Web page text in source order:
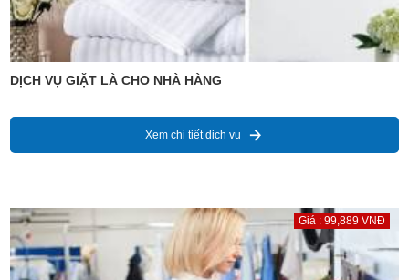
DỊCH VỤ GIẶT LÀ CHO NHÀ HÀNG
Xem chi tiết dịch vụ
Giá : 99,889 VNĐ